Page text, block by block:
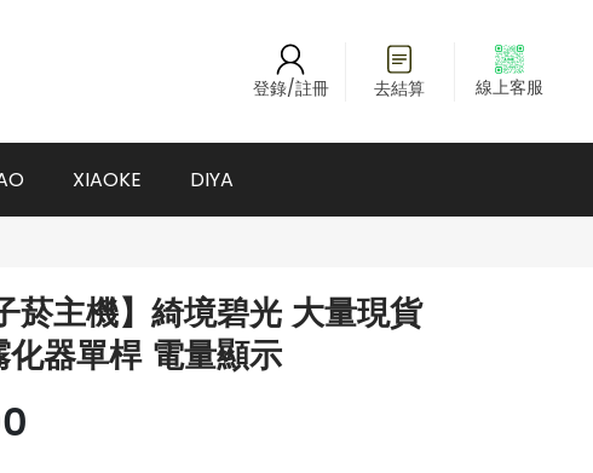
登錄/註冊 去結算 線上客服
XIAOKE DIYA
菸主機】綺境碧光 大量現貨
器單桿 電量顯示